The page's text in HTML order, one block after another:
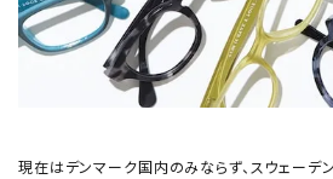
現在はデンマーク国内のみならず、スウェーデン